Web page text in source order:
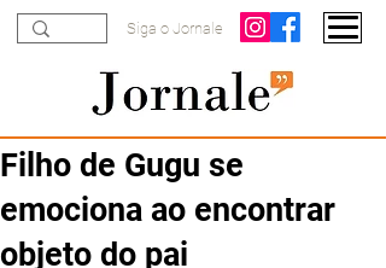
Siga o Jornale
Filho de Gugu se
emociona ao encontrar
objeto do pai